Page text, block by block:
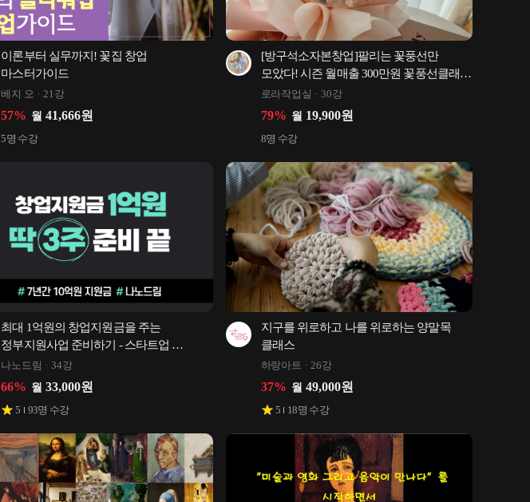
이론부터 실무까지! 꽃집 창업
마스터가이드
베지 오 21강
57% 월 41,666원
5명 수강
[방구석소자본창업]팔리는 꽃풍선만
모았다! 시즌 월매출 300만원 꽃풍선클래스
♥
로라작업실 30강
79% 월 19,900원
8명 수강
최대 1억원의 창업지원금을 주는
정부지원사업 준비하기 - 스타트업
예비창업패키지
나노드림 34강
66% 월 33,000원
5 93명 수강
지구를 위로하고 나를 위로하는 양말목
클래스
하랑아트 26강
37% 월 49,000원
5 18명 수강